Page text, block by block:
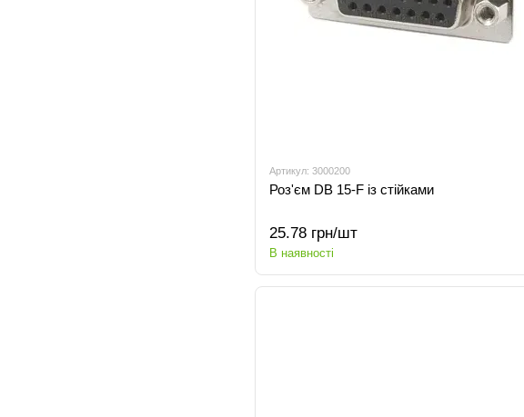
Артикул: 3000200
Роз'єм DB 15-F із стійками
25.78 грн/шт
В наявності